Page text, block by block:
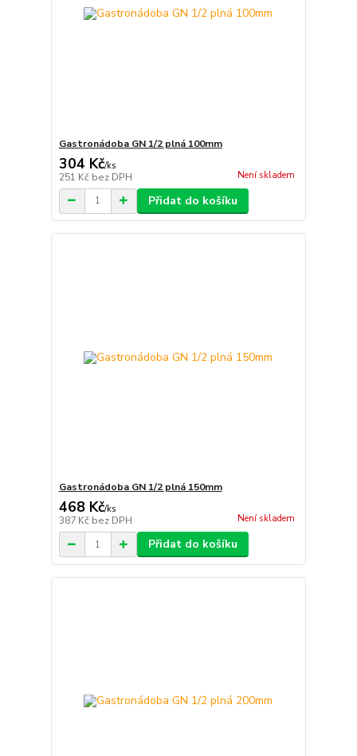
Gastronádoba GN 1/2 plná 100mm
304 Kč/ks
251 Kč bez DPH Není skladem
Přidat do košíku
Gastronádoba GN 1/2 plná 150mm
468 Kč/ks
387 Kč bez DPH Není skladem
Přidat do košíku